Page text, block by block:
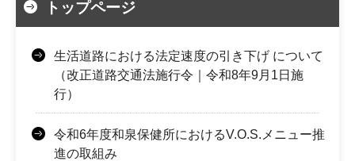
トップページ
生活道路における法定速度の引き下げ について
（改正道路交通法施行令｜令和8年9月1日施
行）
令和6年度和泉保健所におけるV.O.S.メニュー推
進の取組み